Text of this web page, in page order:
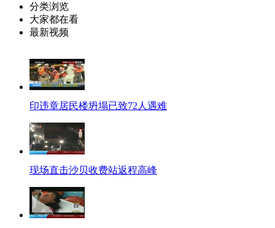
分类浏览
大家都在看
最新视频
印违章居民楼坍塌已致72人遇难
现场直击沙贝收费站返程高峰